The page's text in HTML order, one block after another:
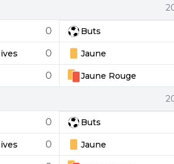
0 Buts
0 Jaune
0 Jaune Rouge
0 Buts
0 Jaune